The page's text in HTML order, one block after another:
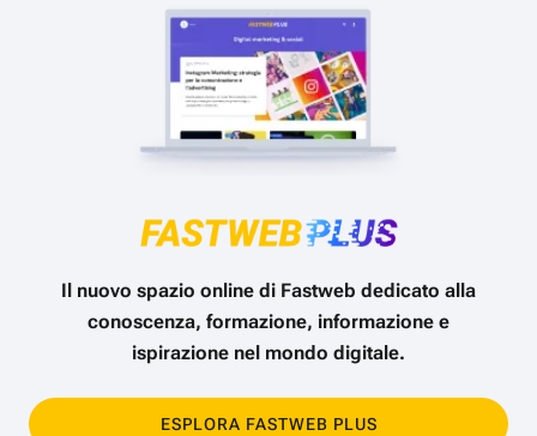
Il nuovo spazio online di Fastweb dedicato alla
conoscenza, formazione, informazione e
ispirazione nel mondo digitale.
ESPLORA FASTWEB PLUS